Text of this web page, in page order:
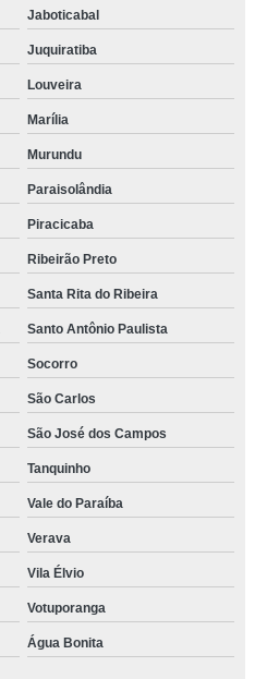
Jaboticabal
Juquiratiba
Louveira
Marília
Murundu
Paraisolândia
Piracicaba
Ribeirão Preto
Santa Rita do Ribeira
Santo Antônio Paulista
Socorro
São Carlos
São José dos Campos
Tanquinho
Vale do Paraíba
Verava
Vila Élvio
Votuporanga
Água Bonita